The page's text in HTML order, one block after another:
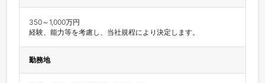
350～1,000万円
勤務地